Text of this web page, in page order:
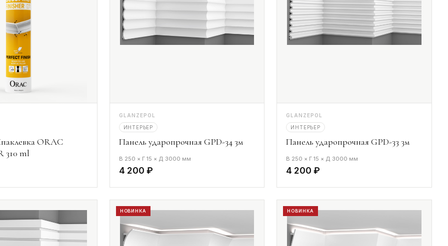
ORAC
310 ml
GLANZEPOL
ИНТЕРЬЕР
Панель ударопрочная GPD-34 3м
В 250 × Г 15 × Д 3000 мм
4 200 ₽
GLANZEPOL
ИНТЕРЬЕР
Панель ударопрочная GPD-33 3м
В 250 × Г 15 × Д 3000 мм
4 200 ₽
НОВИНКА НОВИНКА